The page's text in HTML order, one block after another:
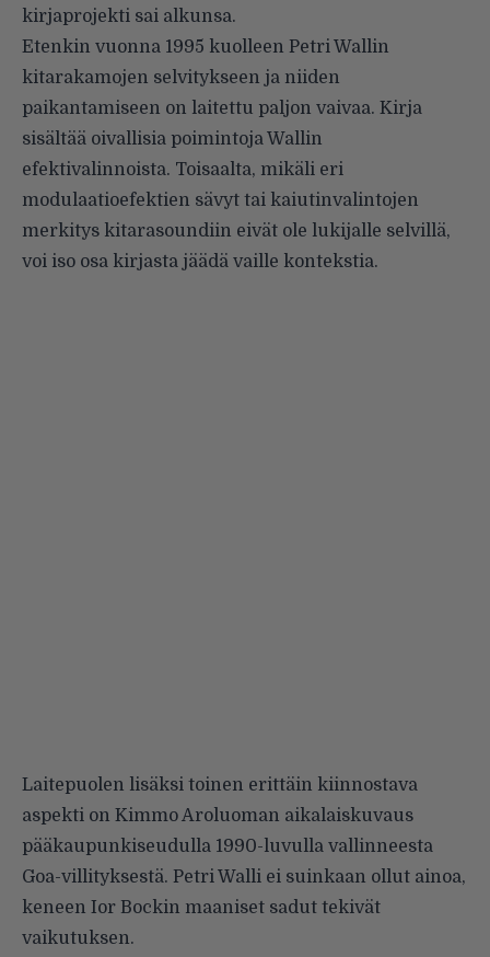
kirjaprojekti sai alkunsa.
Etenkin vuonna 1995 kuolleen Petri Wallin
kitarakamojen selvitykseen ja niiden
paikantamiseen on laitettu paljon vaivaa. Kirja
sisältää oivallisia poimintoja Wallin
efektivalinnoista. Toisaalta, mikäli eri
modulaatioefektien sävyt tai kaiutinvalintojen
merkitys kitarasoundiin eivät ole lukijalle selvillä,
voi iso osa kirjasta jäädä vaille kontekstia.
Laitepuolen lisäksi toinen erittäin kiinnostava
aspekti on Kimmo Aroluoman aikalaiskuvaus
pääkaupunkiseudulla 1990-luvulla vallinneesta
Goa-villityksestä. Petri Walli ei suinkaan ollut ainoa,
keneen Ior Bockin maaniset sadut tekivät
vaikutuksen.